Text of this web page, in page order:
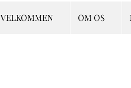
VELKOMMEN OM OS